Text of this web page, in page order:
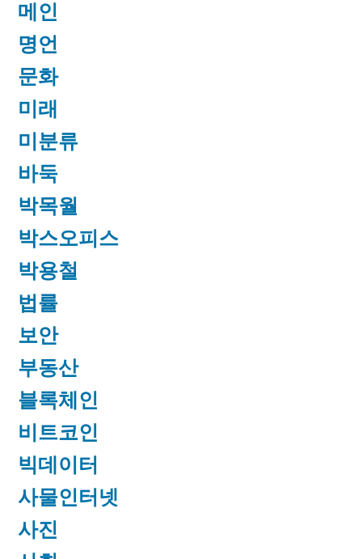
메인
명언
문화
미래
미분류
바둑
박목월
박스오피스
박용철
법률
보안
부동산
블록체인
비트코인
빅데이터
사물인터넷
사진